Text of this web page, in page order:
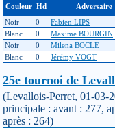
Couleur Hd Adversaire
Noir
0 Fabien LIPS
Blanc
0 Maxime BOURGIN
Noir
0 Milena BOCLE
Blanc
0 Jérémy VOGT
25e tournoi de
(Levallois-Perret, 01-
principale : avant : 277,
après : 264)